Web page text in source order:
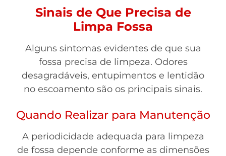
Sinais de Que Precisa de
Limpa Fossa
Alguns sintomas evidentes de que sua
fossa precisa de limpeza. Odores
desagradáveis, entupimentos e lentidão
no escoamento são os principais sinais.
Quando Realizar para Manutenção
A periodicidade adequada para limpeza
de fossa depende conforme as dimensões